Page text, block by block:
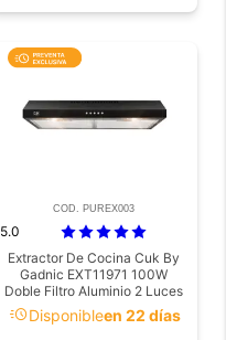
COD. PUREX003
5.0
Extractor De Cocina Cuk By
Gadnic EXT11971 100W
Doble Filtro Aluminio 2 Luces
LED Negro
acuteDisponibleen 22 días